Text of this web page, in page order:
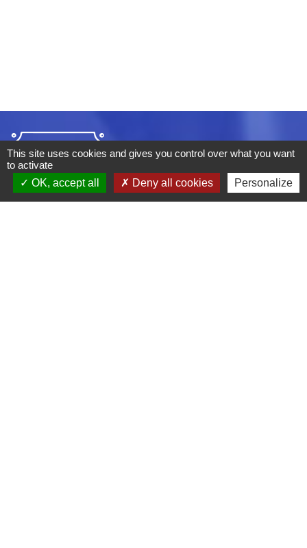
This site uses cookies and gives you control over what you want
to activate
OK, accept all
Deny all cookies Personalize